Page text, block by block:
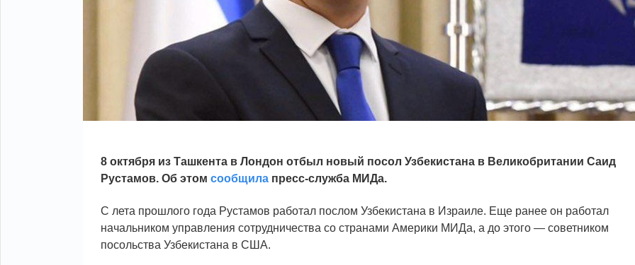
8 октября из Ташкента в Лондон отбыл новый посол Узбекистана в Великобритании Саид
Рустамов. Об этом сообщила пресс-служба МИДа.
C лета прошлого года Рустамов работал послом Узбекистана в Израиле. Еще ранее он работал
начальником управления сотрудничества со странами Америки МИДа, а до этого — советником
посольства Узбекистана в США.